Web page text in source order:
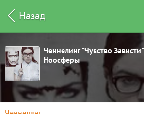
Назад
Ченнелинг "Чувство
Ноосферы